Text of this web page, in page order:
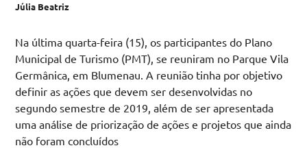
Júlia Beatriz
Na última quarta-feira (15), os participantes do Plano
Municipal de Turismo (PMT), se reuniram no Parque Vila
Germânica, em Blumenau. A reunião tinha por objetivo
definir as ações que devem ser desenvolvidas no
segundo semestre de 2019, além de ser apresentada
uma análise de priorização de ações e projetos que ainda
não foram concluídos